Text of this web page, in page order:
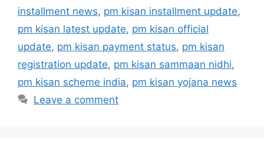
installment news, pm kisan installment update,
pm kisan latest update, pm kisan official
update, pm kisan payment status, pm kisan
registration update, pm kisan sammaan nidhi,
pm kisan scheme india, pm kisan yojana news
Leave a comment